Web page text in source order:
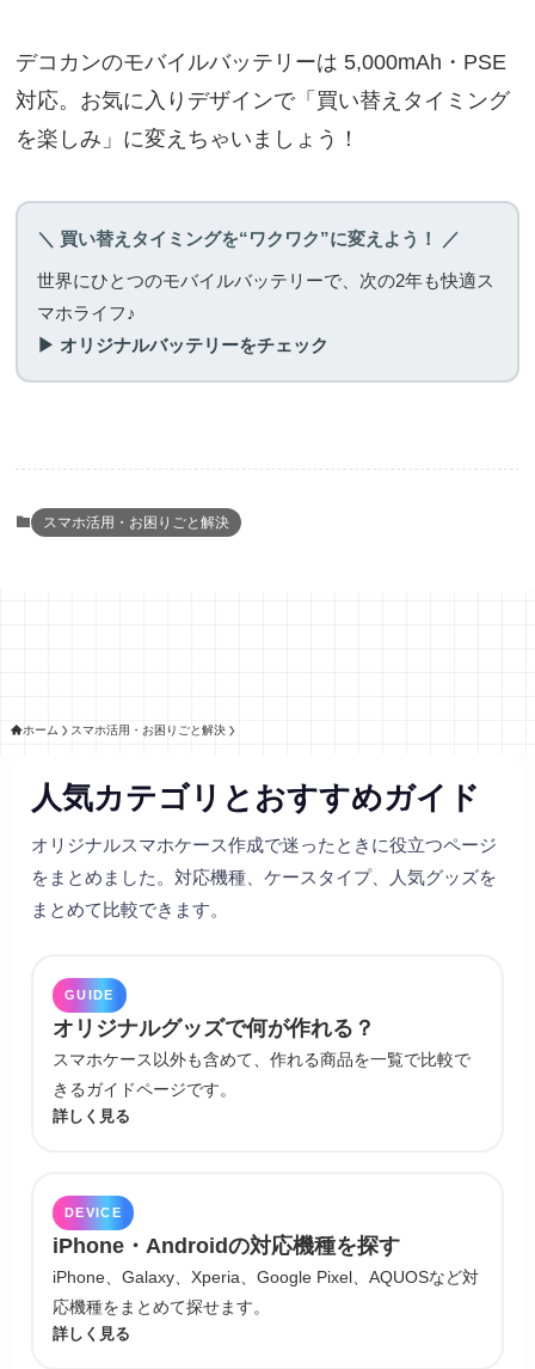
デコカンのモバイルバッテリーは 5,000mAh・PSE
対応。お気に入りデザインで「買い替えタイミング
を楽しみ」に変えちゃいましょう！
＼ 買い替えタイミングを“ワクワク”に変えよう！ ／
世界にひとつのモバイルバッテリーで、次の2年も快適ス
マホライフ♪
▶ オリジナルバッテリーをチェック
スマホ活用・お困りごと解決
ホーム スマホ活用・お困りごと解決
人気カテゴリとおすすめガイド
オリジナルスマホケース作成で迷ったときに役立つページ
をまとめました。対応機種、ケースタイプ、人気グッズを
まとめて比較できます。
GUIDE
オリジナルグッズで何が作れる？
スマホケース以外も含めて、作れる商品を一覧で比較で
きるガイドページです。
詳しく見る
DEVICE
iPhone・Androidの対応機種を探す
iPhone、Galaxy、Xperia、Google Pixel、AQUOSなど対
応機種をまとめて探せます。
詳しく見る